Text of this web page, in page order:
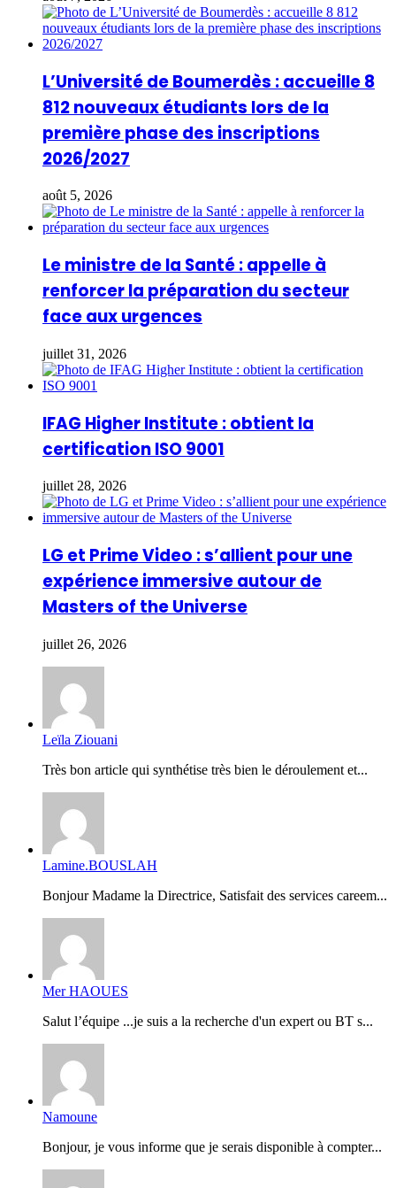
L’Université de Boumerdès : accueille 8
812 nouveaux étudiants lors de la
première phase des inscriptions
2026/2027
août 5, 2026
Le ministre de la Santé : appelle à
renforcer la préparation du secteur
face aux urgences
juillet 31, 2026
IFAG Higher Institute : obtient la
certification ISO 9001
juillet 28, 2026
LG et Prime Video : s’allient pour une
expérience immersive autour de
Masters of the Universe
juillet 26, 2026
Leïla Ziouani
Très bon article qui synthétise très bien le déroulement et...
Lamine.BOUSLAH
Bonjour Madame la Directrice, Satisfait des services careem...
Mer HAOUES
Salut l’équipe ...je suis a la recherche d'un expert ou BT s...
Namoune
Bonjour, je vous informe que je serais disponible à compter...